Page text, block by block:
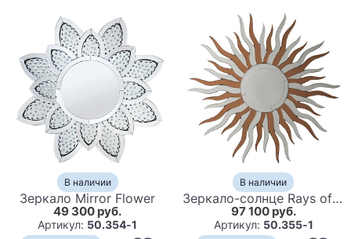
В наличии
Зеркало Mirror Flower
49 300 руб.
Артикул: 50.354-1
В наличии
Зеркало-солнце Rays of Flame
97 100 руб.
Артикул: 50.355-1